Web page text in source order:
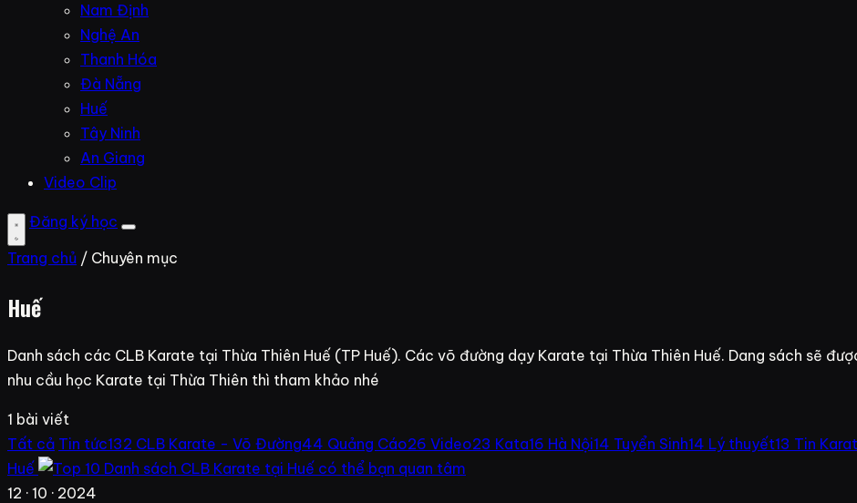
Nam Định
Nghệ An
Thanh Hóa
Đà Nẵng
Huế
Tây Ninh
An Giang
Video Clip
Đăng ký học
Trang chủ / Chuyên mục
Huế
Danh sách các CLB Karate tại Thừa Thiên Huế (TP Huế). Các võ đường dạy Karate tại Thừa Thiên Huế. Dang sách sẽ
nhu cầu học Karate tại Thừa Thiên thì tham khảo nhé
1 bài viết
Tất cả Tin tức132 CLB Karate - Võ Đường44 Quảng Cáo26 Video23 Kata16 Hà Nội14 Tuyển Sinh14 Lý thuyết13 Tin
Huế
12 · 10 · 2024